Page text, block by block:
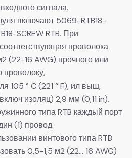
сигнала.
включают 5069-RTB18-
SCREW RTB. При
проволока
(22-16 AWG) прочного или
105 ° C (221 ° F), ил выш,
изоляц) 2,9 мм (0,11 in).
типа RTB каждый порт
(1) провод.
винтового типа RTB
0,5-1,5 м2 (22… 16 AWG)